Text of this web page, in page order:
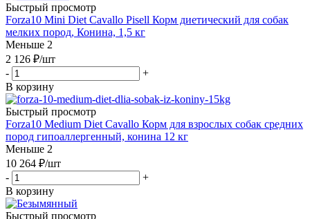
Быстрый просмотр
Forza10 Mini Diet Cavallo Pisell Корм диетический для собак
мелких пород, Конина, 1,5 кг
Меньше 2
2 126 ₽/шт
-
+
В корзину
Быстрый просмотр
Forza10 Medium Diet Cavallo Корм для взрослых собак средних
пород гипоаллергенный, конина 12 кг
Меньше 2
10 264 ₽/шт
-
+
В корзину
Быстрый просмотр